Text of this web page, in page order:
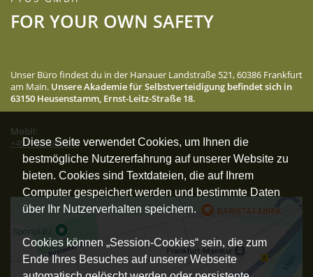
Diese Seite verwendet Cookies, um Ihnen die
bestmögliche Nutzererfahrung auf unserer Website zu
bieten. Cookies sind Textdateien, die auf Ihrem
Computer gespeichert werden und bestimmte Daten
über Ihr Nutzerverhalten speichern.
Cookies können „Session-Cookies“ sein, die zum
Ende Ihres Besuches auf unserer Webseite
FOR YOUR OWN SAFETY
Unser Büro findest du in der Hanauer Landstraße 521, 60386 Frankfurt
am Main. Unsere Akademie für Selbstverteidigung befindet sich in
63150 Heusenstamm, Ernst-Leitz-Straße 18.
Mobil:
+4917627955914